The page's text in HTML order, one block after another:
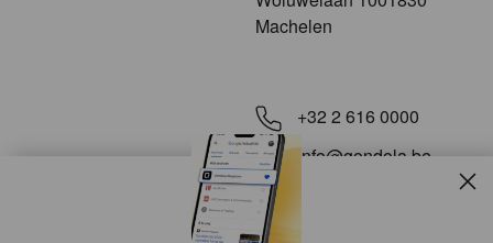
Machelen
+32 2 616 0000
info@gondola.be
Volg ons op